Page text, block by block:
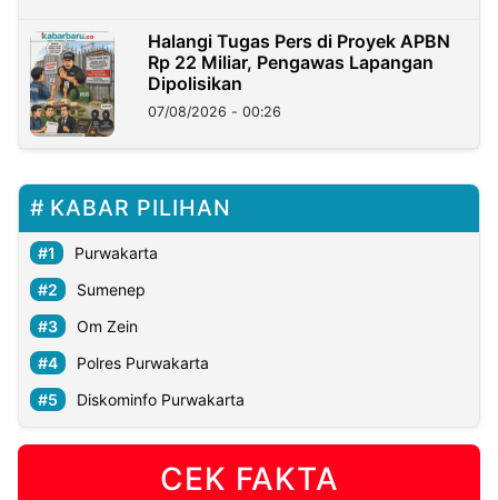
Halangi Tugas Pers di Proyek APBN
Rp 22 Miliar, Pengawas Lapangan
Dipolisikan
07/08/2026 - 00:26
KABAR PILIHAN
Purwakarta
Sumenep
Om Zein
Polres Purwakarta
Diskominfo Purwakarta
CEK FAKTA